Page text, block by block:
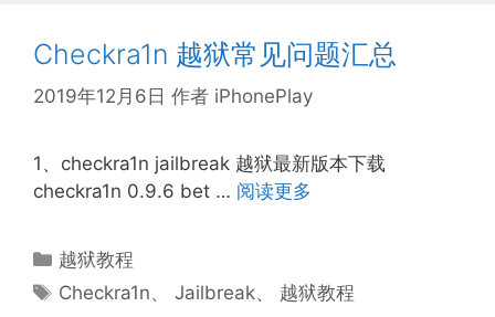
Checkra1n 越狱常见问题汇总
2019年12月6日 作者 iPhonePlay
1、checkra1n jailbreak 越狱最新版本下载
checkra1n 0.9.6 bet … 阅读更多
分
类
越狱教程
标
Checkra1n、Jailbreak、 越狱教程